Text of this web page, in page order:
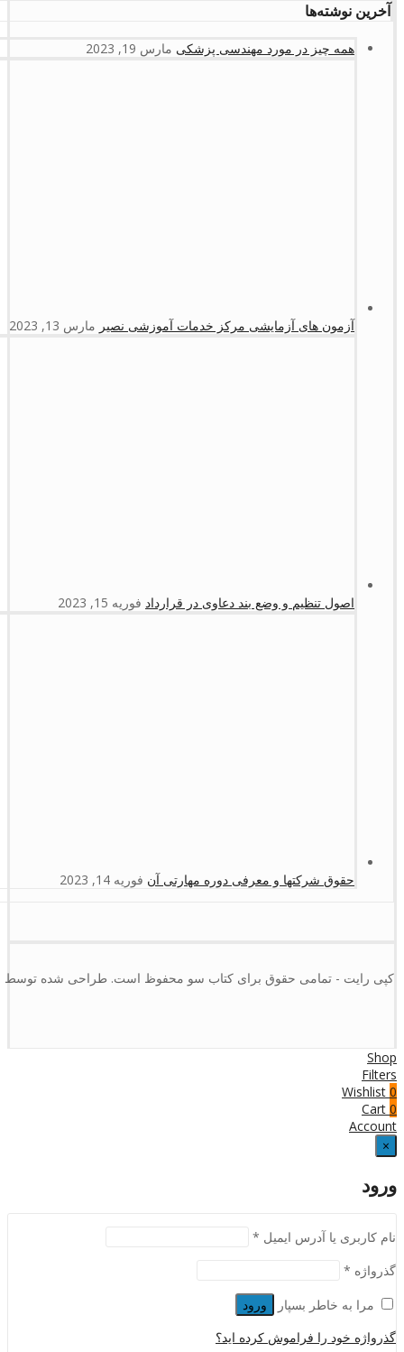
آخرین نوشته‌ها
همه چیز در مورد مهندسی پزشکی مارس 19, 2023
آزمون های آزمایشی مرکز خدمات آموزشی نصیر مارس 13, 2023
اصول تنظیم و وضع بند دعاوی در قرارداد فوریه 15, 2023
حقوق شرکتها و معرفی دوره مهارتی آن فوریه 14, 2023
کپی رایت - تمامی حقوق برای کتاب سو محفوظ است. طراحی شده
Shop
Filters
0
Wishlist
0
Cart
Account
×
ورود
نام کاربری یا آدرس ایمیل *
گذرواژه *
مرا به خاطر بسپار
ورود
گذرواژه خود را فراموش کرده اید؟